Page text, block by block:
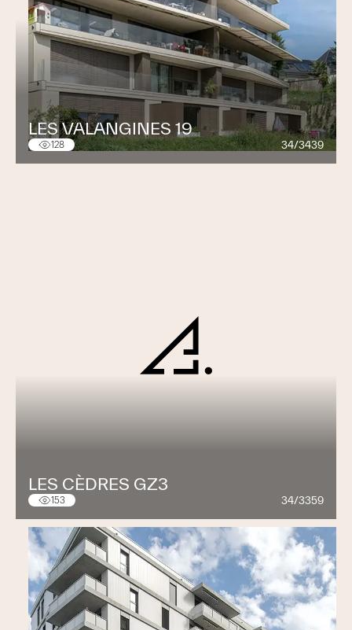
LES VALANGINES 19
128 34/3439
LES CÈDRES GZ3
153 34/3359